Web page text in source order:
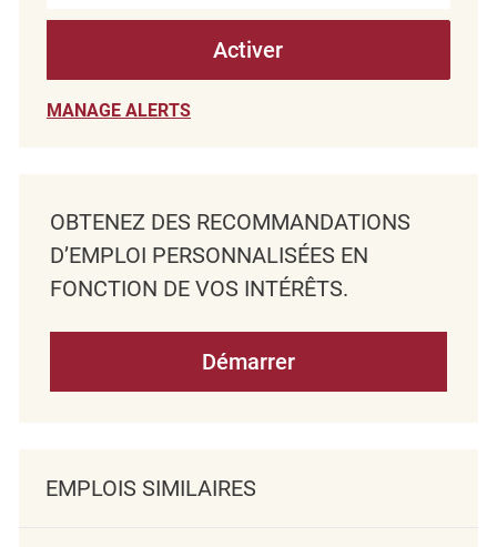
Activer
MANAGE ALERTS
OBTENEZ DES RECOMMANDATIONS
D’EMPLOI PERSONNALISÉES EN
FONCTION DE VOS INTÉRÊTS.
Démarrer
EMPLOIS SIMILAIRES